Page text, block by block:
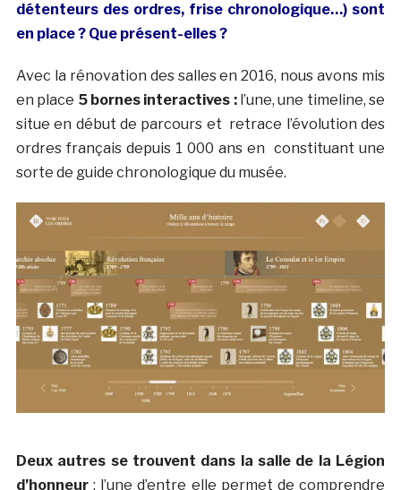
détenteurs des ordres, frise chronologique…) sont
en place ? Que présent-elles ?
Avec la rénovation des salles en 2016, nous avons mis
en place 5 bornes interactives :l’une, une timeline, se
situe en début de parcours et retrace l’évolution des
ordres français depuis 1 000 ans en constituant une
sorte de guide chronologique du musée.
Deux autres se trouvent dans la salle de la Légion
d’honneur: l’une d’entre elle permet de comprendre